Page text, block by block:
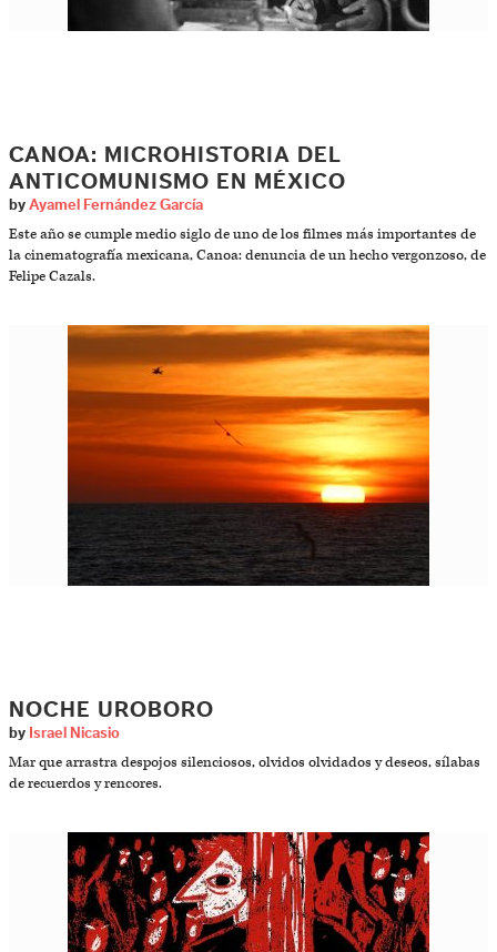
CANOA: MICROHISTORIA DEL
ANTICOMUNISMO EN MÉXICO
by Ayamel Fernández García
Este año se cumple medio siglo de uno de los filmes más importantes de
la cinematografía mexicana, Canoa: denuncia de un hecho vergonzoso, de
Felipe Cazals.
NOCHE UROBORO
by Israel Nicasio
Mar que arrastra despojos silenciosos, olvidos olvidados y deseos, sílabas
de recuerdos y rencores.